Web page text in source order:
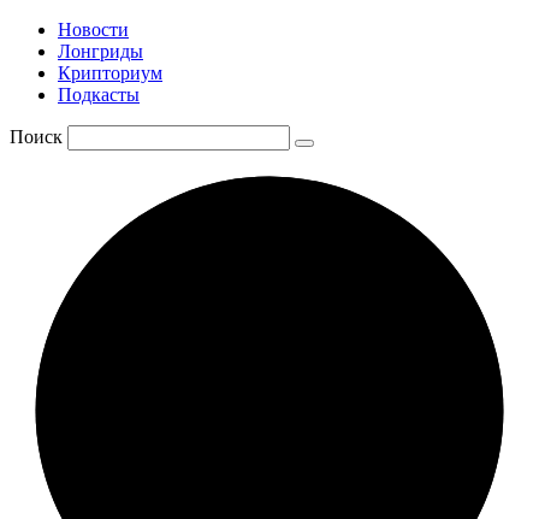
Новости
Лонгриды
Крипториум
Подкасты
Поиск